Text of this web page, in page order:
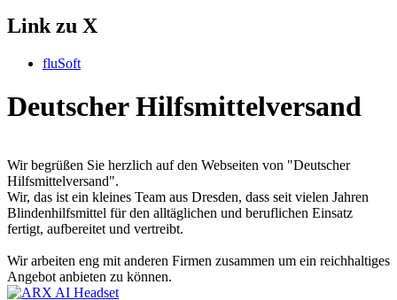
Link zu X
fluSoft
Deutscher Hilfsmittelversand
Wir begrüßen Sie herzlich auf den Webseiten von "Deutscher
Hilfsmittelversand".
Wir, das ist ein kleines Team aus Dresden, dass seit vielen Jahren
Blindenhilfsmittel für den alltäglichen und beruflichen Einsatz
fertigt, aufbereitet und vertreibt.
Wir arbeiten eng mit anderen Firmen zusammen um ein reichhaltiges
Angebot anbieten zu können.